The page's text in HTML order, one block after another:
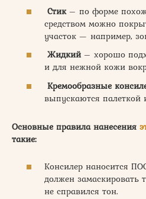
Стик– по форме
средством можно
участок — например,
Жидкий– хорошо
и для нежной кожи
Кремообразные
выпускаются палеткой
Основные правила нанесения
такие:
Консилер наносится
должен замаскировать
не справился тон.